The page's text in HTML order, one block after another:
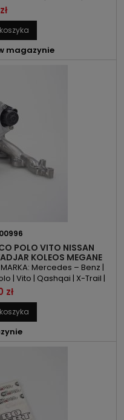
2184ccm 2.2Di MOC:
100kW
magazynie
POLO VITO NISSAN
KOLEOS MEGANE
- 1.7LMercedes – Benz |
| Vito | Qashqai | X-Trail |
| Scenic | Talisman
| R9N401POJEMNOŚĆ:
88kW | 136KM/100kW |
Od 2018r
zł